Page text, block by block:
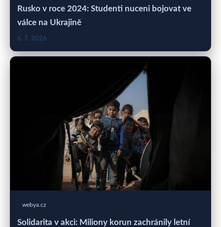
Rusko v roce 2024: Studenti nuceni bojovat ve
válce na Ukrajině
6. 7. 2026
webya.cz
Solidarita v akci: Miliony korun zachránily letní